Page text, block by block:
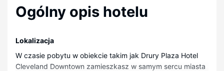
Ogólny opis hotelu
Lokalizacja
W czasie pobytu w obiekcie takim jak Drury Plaza Hotel
Cleveland Downtown zamieszkasz w samym sercu miasta